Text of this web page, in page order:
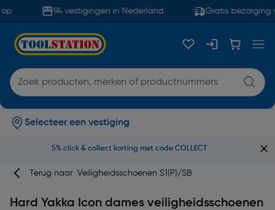
94 vestigingen in Nederland Gratis bezorging
Selecteer een vestiging
5% click & collect korting met code COLLECT
Terug naar Veiligheidsschoenen S1(P)/SB
Hard Yakka Icon dames veiligheidsschoenen